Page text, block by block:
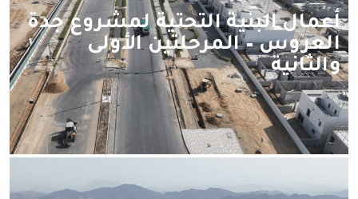
أعمال البنية التحتية لمشروع جدة
العروس – المرحلتين الأولى
والثانية